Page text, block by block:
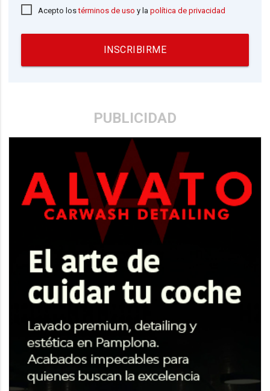
Acepto lostérminos de uso y lapolítica de privacidad
INSCRIBIRME
PUBLICIDAD